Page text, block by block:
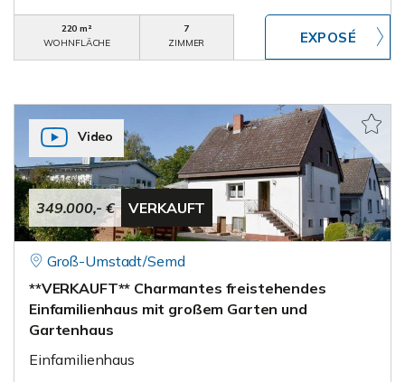
220 m²
WOHNFLÄCHE
7
ZIMMER
349.000,- € VERKAUFT
Video
Groß-Umstadt/Semd
**VERKAUFT** Charmantes freistehendes
Einfamilienhaus mit großem Garten und
Gartenhaus
Einfamilienhaus